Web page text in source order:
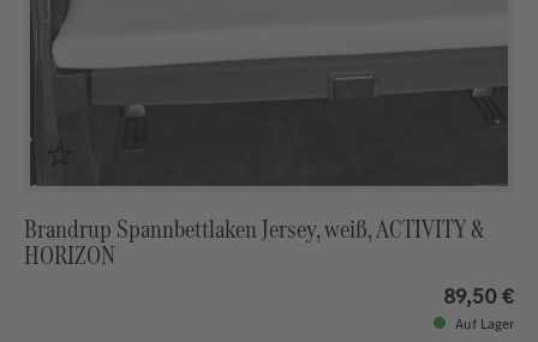
Brandrup Spannbettlaken Jersey, weiß, ACTIVITY &
HORIZON
89,50 €
Auf Lager